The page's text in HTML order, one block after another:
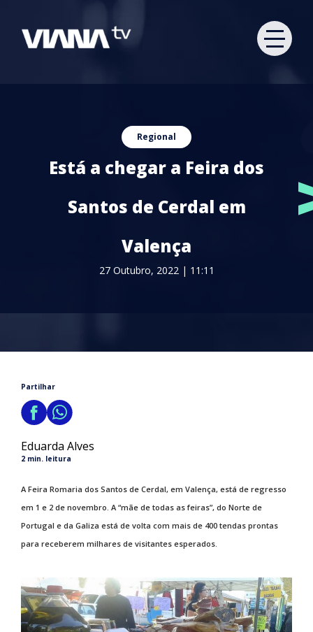
Regional
Está a chegar a Feira dos
Santos de Cerdal em
Valença
27 Outubro, 2022 | 11:11
Partilhar
Eduarda Alves
2 min. leitura
A Feira Romaria dos Santos de Cerdal, em Valença, está de regresso
em 1 e 2 de novembro. A “mãe de todas as feiras”, do Norte de
Portugal e da Galiza está de volta com mais de 400 tendas prontas
para receberem milhares de visitantes esperados.